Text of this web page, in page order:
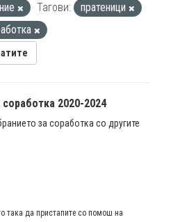
Тагови:
пратеници
соработка 2020-2024
за соработка со другите
така да пристапите со помош на